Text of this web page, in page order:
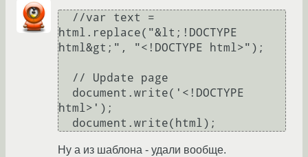
html.replace("&lt;!DOCTYPE
html&gt;", "<!DOCTYPE html>");
html>');
Ну а из шаблона - удали вообще.